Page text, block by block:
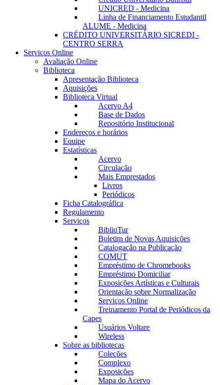
UNICRED - Medicina
Linha de Financiamento Estudantil
ALUME - Medicina
CRÉDITO UNIVERSITÁRIO SICREDI -
CENTRO SERRA
Serviços Online
Avaliação Online
Biblioteca
Apresentação Biblioteca
Aquisições
Biblioteca Virtual
Acervo A4
Base de Dados
Repositório Institucional
Endereços e horários
Equipe
Estatísticas
Acervo
Circulação
Mais Emprestados
Livros
Periódicos
Ficha Catalográfica
Regulamento
Serviços
BiblioTur
Boletim de Novas Aquisições
Catalogação na Publicação
COMUT
Empréstimo de Chromebooks
Empréstimo Domiciliar
Exposições Artísticas e Culturais
Orientação sobre Normalização
Serviços Online
Treinamento Portal de Periódicos da
Capes
Usuários Voltare
Wireless
Sobre as bibliotecas
Coleções
Complexo
Exposições
Mapa do Acervo